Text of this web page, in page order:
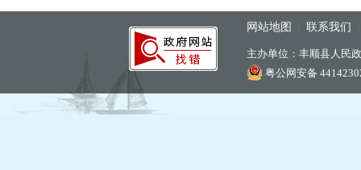
网站地图 联系我们
主办单位：丰顺县人民
粤公网安备